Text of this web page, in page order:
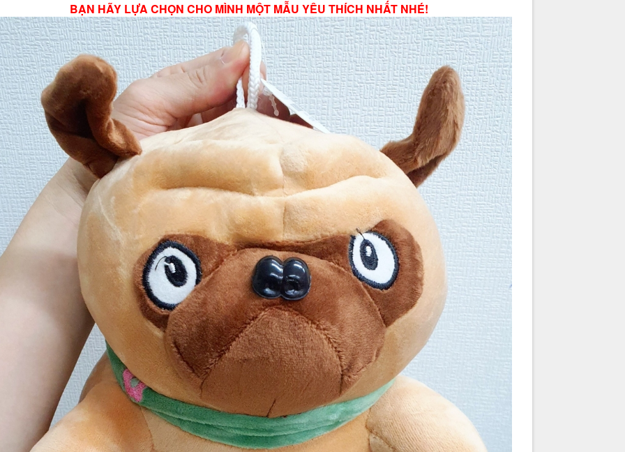
BẠN HÃY LỰA CHỌN CHO MÌNH MỘT MẪU YÊU THÍCH NHẤT NHÉ!